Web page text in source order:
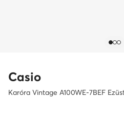
Casio
Karóra Vintage A100WE-7BEF